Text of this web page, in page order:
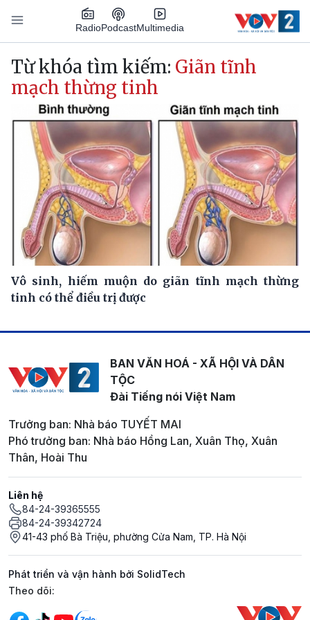
Nhảy đến nội dung
RadioPodcastMultimedia
Main navigation
Từ khóa tìm kiếm: Giãn tĩnh
mạch thừng tinh
Vô sinh, hiếm muộn do giãn tĩnh mạch thừng
tinh có thể điều trị được
BAN VĂN HOÁ - XÃ HỘI VÀ DÂN
TỘC
Đài Tiếng nói Việt Nam
Trưởng ban: Nhà báo TUYẾT MAI
Phó trưởng ban: Nhà báo Hồng Lan, Xuân Thọ, Xuân
Thân, Hoài Thu
Liên hệ
84-24-39365555
84-24-39342724
41-43 phố Bà Triệu, phường Cửa Nam, TP. Hà Nội
Phát triển và vận hành bởi SolidTech
Mạng xã hội
Theo dõi: